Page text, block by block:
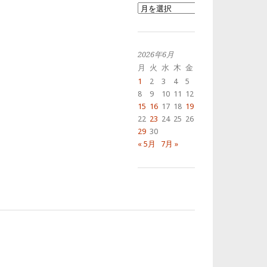
過
2026年6月
月
火 水 木 金
1
2 3 4 5
8
9 10 11 12
15 16 17 18 19
22 23 24 25 26
29 30
« 5月
7月 »